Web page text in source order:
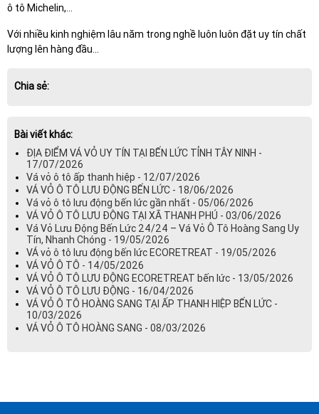
ô tô Michelin,...
Với nhiều kinh nghiệm lâu năm trong nghề luôn luôn đặt uy tín chất
lượng lên hàng đầu...
Chia sẻ:
Bài viết khác:
ĐỊA ĐIỂM VÁ VỎ UY TÍN TẠI BẾN LỨC TỈNH TÂY NINH -
17/07/2026
Vá vỏ ô tô ấp thanh hiệp - 12/07/2026
VÁ VỎ Ô TÔ LƯU ĐỘNG BẾN LỨC - 18/06/2026
Vá vỏ ô tô lưu động bến lức gần nhất - 05/06/2026
VÁ VỎ Ô TÔ LƯU ĐỘNG TẠI XÃ THANH PHÚ - 03/06/2026
Vá Vỏ Lưu Động Bến Lức 24/24 – Vá Vỏ Ô Tô Hoàng Sang Uy
Tín, Nhanh Chóng - 19/05/2026
VÁ vỏ ô tô lưu động bến lức ECORETREAT - 19/05/2026
VÁ VỎ Ô TÔ - 14/05/2026
VÁ VỎ Ô TÔ LƯU ĐỘNG ECORETREAT bến lức - 13/05/2026
VÁ VỎ Ô TÔ LƯU ĐỘNG - 16/04/2026
VÁ VỎ Ô TÔ HOÀNG SANG TẠI ẤP THANH HIỆP BẾN LỨC -
10/03/2026
VÁ VỎ Ô TÔ HOÀNG SANG - 08/03/2026